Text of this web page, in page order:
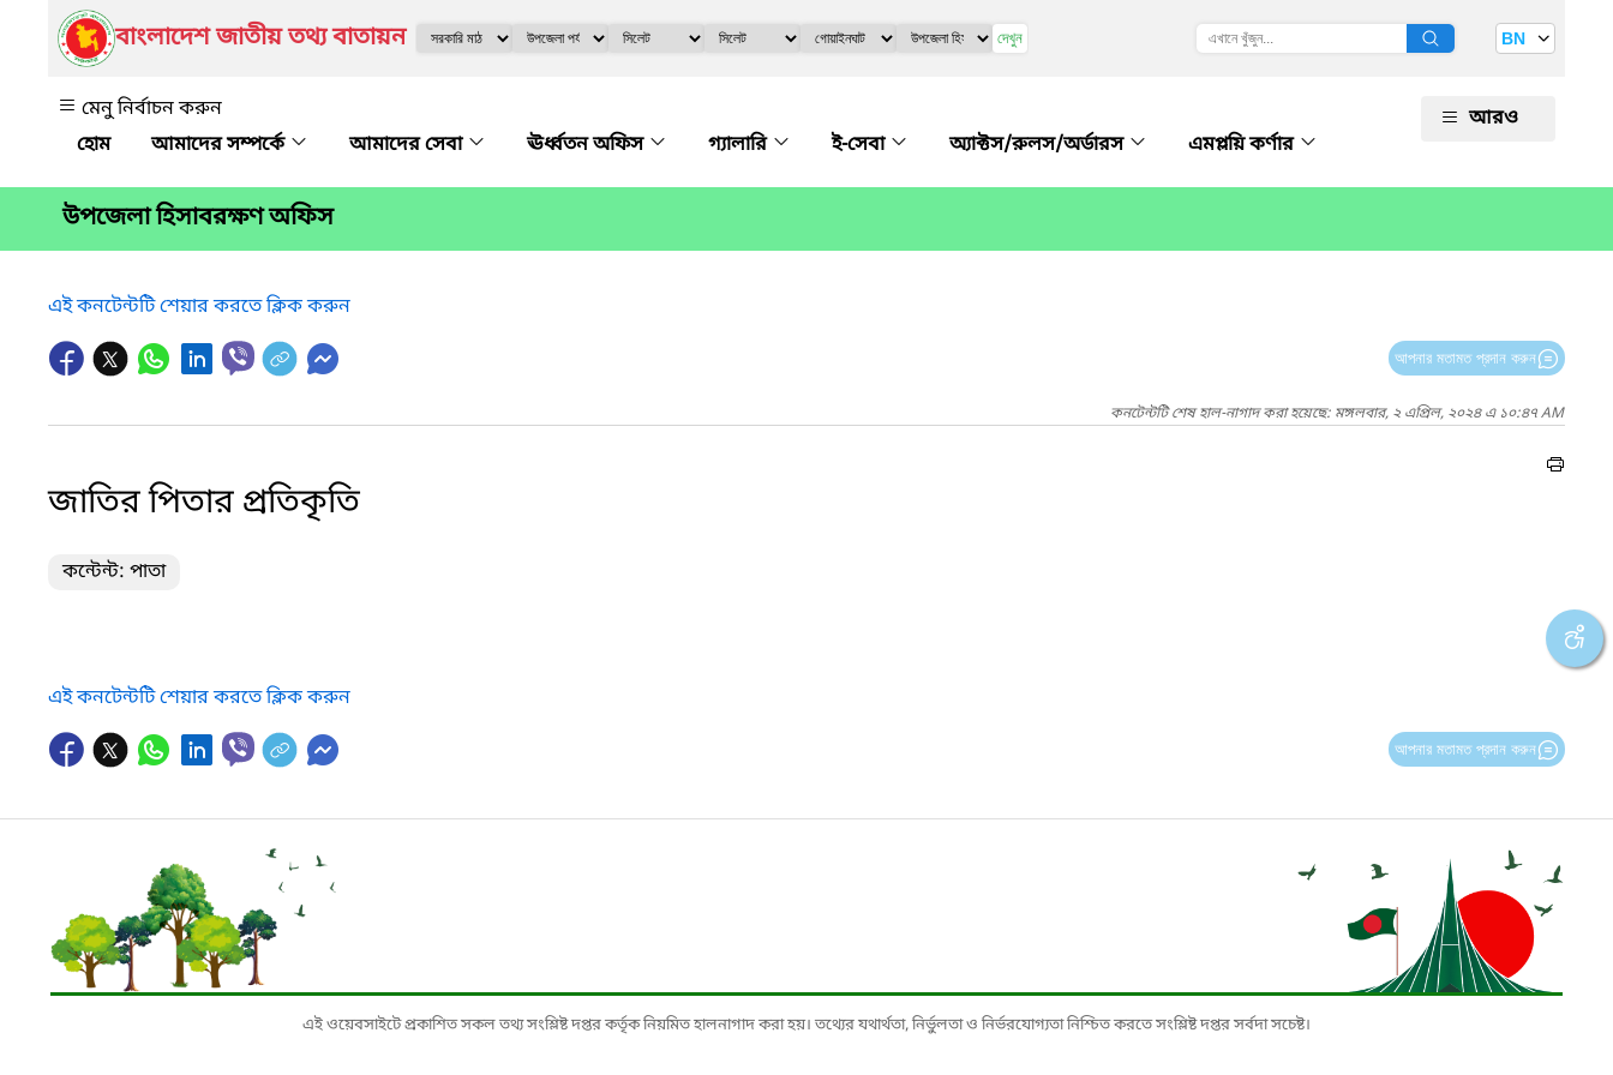
বাংলাদেশ জাতীয় তথ্য বাতায়ন দেখুন BN
মেনু নির্বাচন করুন
আমাদের সম্পর্কে
আমাদের সেবা ঊর্ধ্বতন অফিস গ্যালারি ই-সেবা অ্যাক্টস/রুলস/অর্ডারস এমপ্লয়ি কর্ণার
আরও
উপজেলা হিসাবরক্ষণ অফিস
এই কনটেন্টটি শেয়ার করতে ক্লিক করুন
আপনার মতামত প্রদান করুন
কনটেন্টটি শেষ হাল-নাগাদ করা হয়েছে: মঙ্গলবার, ২ এপ্রিল, ২০২৪ এ ১০:৪৭ AM
জাতির পিতার প্রতিকৃতি
কন্টেন্ট: পাতা
এই কনটেন্টটি শেয়ার করতে ক্লিক করুন
আপনার মতামত প্রদান করুন
এই ওয়েবসাইটে প্রকাশিত সকল তথ্য সংশ্লিষ্ট দপ্তর কর্তৃক নিয়মিত হালনাগাদ করা হয়। তথ্যের যথার্থতা, নির্ভুলতা ও নির্ভরযোগ্যতা নিশ্চিত করতে সংশ্লিষ্ট দপ্তর সর্বদা সচেষ্ট।